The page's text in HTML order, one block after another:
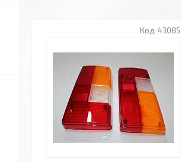
43085